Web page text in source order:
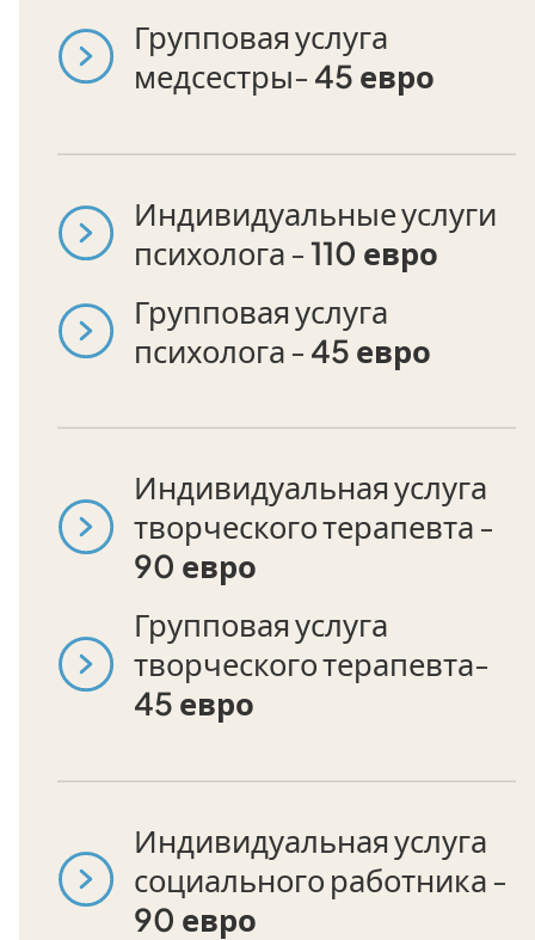
Групповая услуга
медсестры- 45 евро
Индивидуальные услуги
психолога -110 евро
Групповая услуга
психолога - 45 евро
Индивидуальная услуга
творческого терапевта -
90 евро
Групповая услуга
творческого терапевта-
45 евро
Индивидуальная услуга
социального работника -
90 евро